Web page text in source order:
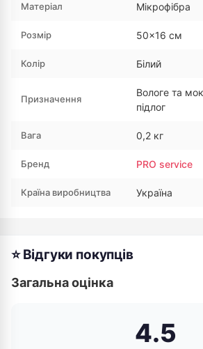
Матеріал Мікрофібра
Розмір 50×16 см
Колір Білий
Призначення
Вологе та
підлог
Вага 0,2 кг
Бренд PRO service
Країна виробництва Україна
⭐ Відгуки покупців
Загальна оцінка
4.5